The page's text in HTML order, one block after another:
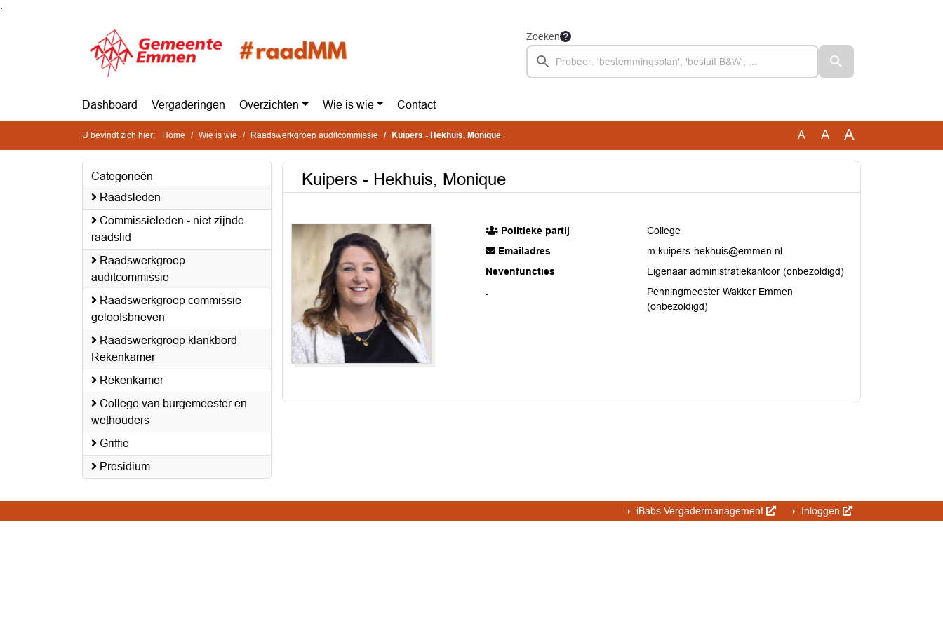
Zoeken
Dashboard Vergaderingen Overzichten Wie is wie Contact
U bevindt zich hier: Home Wie is wie Raadswerkgroep auditcommissie Kuipers - Hekhuis, Monique A A A
Categorieën
Raadsleden
Commissieleden - niet zijnde
raadslid
Raadswerkgroep
auditcommissie
Raadswerkgroep commissie
geloofsbrieven
Raadswerkgroep klankbord
Rekenkamer
Rekenkamer
College van burgemeester en
wethouders
Griffie
Presidium
Kuipers - Hekhuis, Monique
Politieke partij
College
Emailadres
m.kuipers-hekhuis@emmen.nl
Nevenfuncties
Eigenaar administratiekantoor (onbezoldigd)
.
Penningmeester Wakker Emmen
(onbezoldigd)
iBabs Vergadermanagement Inloggen